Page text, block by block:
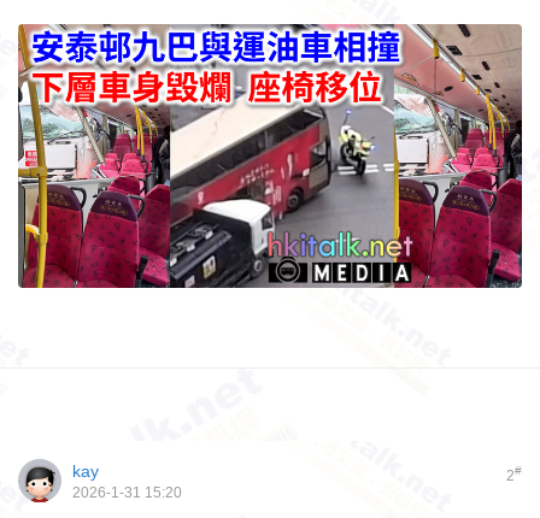
2#
kay
2026-1-31 15:20